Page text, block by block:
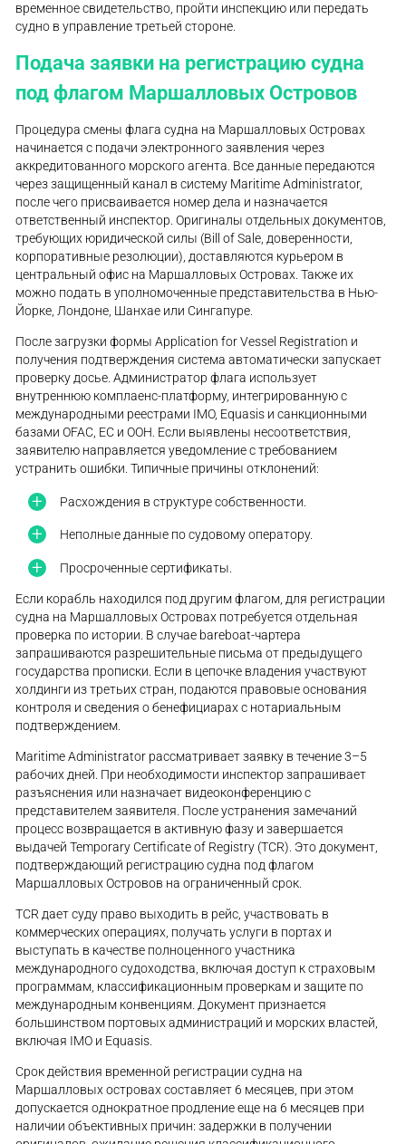
временное свидетельство, пройти инспекцию или передать
судно в управление третьей стороне.
Подача заявки на регистрацию судна
под флагом Маршалловых Островов
Процедура смены флага судна на Маршалловых Островах
начинается с подачи электронного заявления через
аккредитованного морского агента. Все данные передаются
через защищенный канал в систему Maritime Administrator,
после чего присваивается номер дела и назначается
ответственный инспектор. Оригиналы отдельных документов,
требующих юридической силы (Bill of Sale, доверенности,
корпоративные резолюции), доставляются курьером в
центральный офис на Маршалловых Островах. Также их
можно подать в уполномоченные представительства в Нью-
Йорке, Лондоне, Шанхае или Сингапуре.
После загрузки формы Application for Vessel Registration и
получения подтверждения система автоматически запускает
проверку досье. Администратор флага использует
внутреннюю комплаенс-платформу, интегрированную с
международными реестрами IMO, Equasis и санкционными
базами OFAC, ЕС и ООН. Если выявлены несоответствия,
заявителю направляется уведомление с требованием
устранить ошибки. Типичные причины отклонений:
Расхождения в структуре собственности.
Неполные данные по судовому оператору.
Просроченные сертификаты.
Если корабль находился под другим флагом, для регистрации
судна на Маршалловых Островах потребуется отдельная
проверка по истории. В случае bareboat-чартера
запрашиваются разрешительные письма от предыдущего
государства прописки. Если в цепочке владения участвуют
холдинги из третьих стран, подаются правовые основания
контроля и сведения о бенефициарах с нотариальным
подтверждением.
Maritime Administrator рассматривает заявку в течение 3–5
рабочих дней. При необходимости инспектор запрашивает
разъяснения или назначает видеоконференцию с
представителем заявителя. После устранения замечаний
процесс возвращается в активную фазу и завершается
выдачей Temporary Certificate of Registry (TCR). Это документ,
подтверждающий регистрацию судна под флагом
Маршалловых Островов на ограниченный срок.
TCR дает суду право выходить в рейс, участвовать в
коммерческих операциях, получать услуги в портах и
выступать в качестве полноценного участника
международного судоходства, включая доступ к страховым
программам, классификационным проверкам и защите по
международным конвенциям. Документ признается
большинством портовых администраций и морских властей,
включая IMO и Equasis.
Срок действия временной регистрации судна на
Маршалловых островах составляет 6 месяцев, при этом
допускается однократное продление еще на 6 месяцев при
наличии объективных причин: задержки в получении